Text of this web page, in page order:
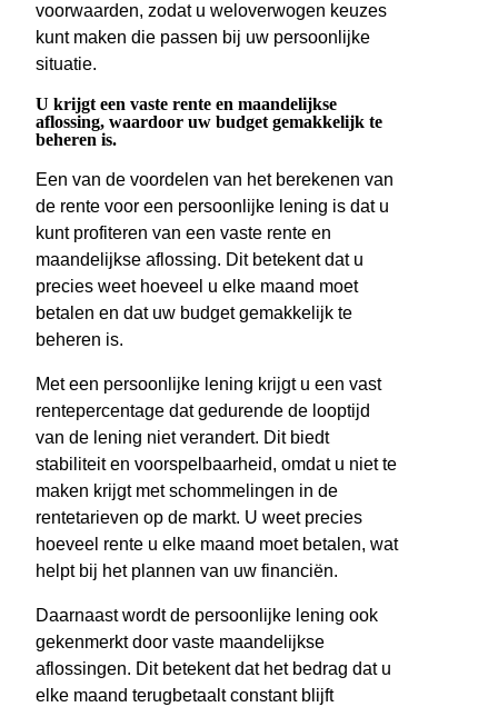
voorwaarden, zodat u weloverwogen keuzes
kunt maken die passen bij uw persoonlijke
situatie.
U krijgt een vaste rente en maandelijkse
aflossing, waardoor uw budget gemakkelijk te
beheren is.
Een van de voordelen van het berekenen van
de rente voor een persoonlijke lening is dat u
kunt profiteren van een vaste rente en
maandelijkse aflossing. Dit betekent dat u
precies weet hoeveel u elke maand moet
betalen en dat uw budget gemakkelijk te
beheren is.
Met een persoonlijke lening krijgt u een vast
rentepercentage dat gedurende de looptijd
van de lening niet verandert. Dit biedt
stabiliteit en voorspelbaarheid, omdat u niet te
maken krijgt met schommelingen in de
rentetarieven op de markt. U weet precies
hoeveel rente u elke maand moet betalen, wat
helpt bij het plannen van uw financiën.
Daarnaast wordt de persoonlijke lening ook
gekenmerkt door vaste maandelijkse
aflossingen. Dit betekent dat het bedrag dat u
elke maand terugbetaalt constant blijft